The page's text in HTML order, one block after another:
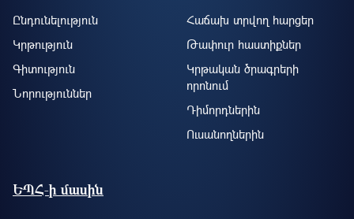
Ընդունելություն
Կրթություն
Գիտություն
Նորություններ
Հաճախ տրվող հարցեր
Թափուր հաստիքներ
Կրթական ծրագրերի
որոնում
Դիմորդներին
Ուսանողներին
ԵՊՀ-ի մասին